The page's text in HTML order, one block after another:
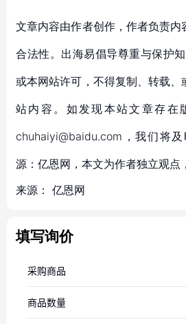
文章内容由作者创作，作者负责内
合法性。出海易倡导尊重与保护
或本网站许可，不得复制、转载、
站内容。如发现本站文章存在
chuhaiyi@baidu.com，我们将
源：亿恩网，本文为作者独立观点
来源： 亿恩网
填写询价